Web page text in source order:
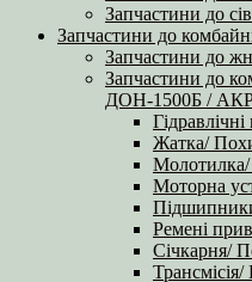
Запчастини до
Запчастини до
Запчастини до
Запчастини до
ДОН-1500Б /
Гідравлічні
Жатка/
Моторна
Ремені
Січкарня/